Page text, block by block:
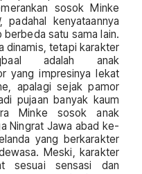
sosok Minke
, padahal kenyataannya
satu sama lain.
dinamis, tetapi karakter
adalah anak
yang impresinya lekat
apalagi sejak pamor
pujaan banyak kaum
Minke sosok anak
Ningrat Jawa abad ke-
yang berkarakter
Meski, karakter
sesuai sensasi dan